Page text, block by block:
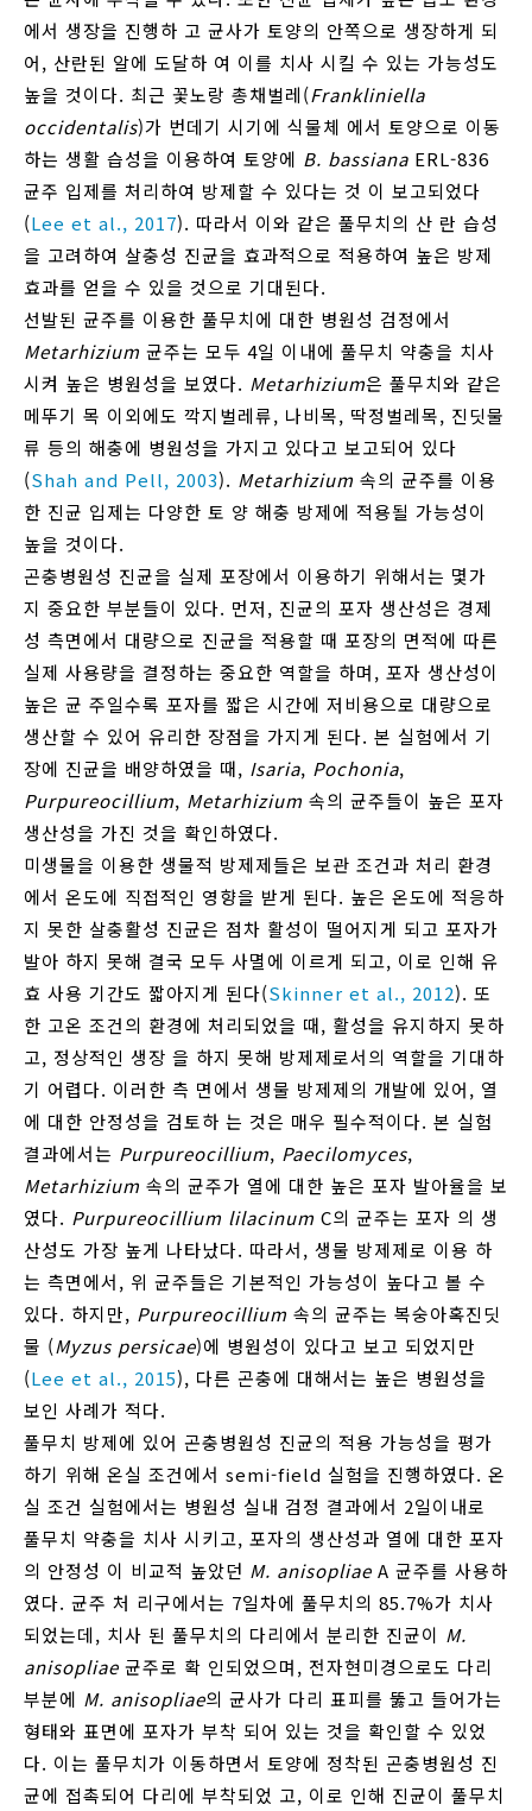
에서 생장을 진행하 고 균사가 토양의 안쪽으로 생장하게 되
어, 산란된 알에 도달하 여 이를 치사 시킬 수 있는 가능성도
높을 것이다. 최근 꽃노랑 총채벌레(Frankliniella
occidentalis)가 번데기 시기에 식물체 에서 토양으로 이동
하는 생활 습성을 이용하여 토양에 B. bassiana ERL-836
균주 입제를 처리하여 방제할 수 있다는 것 이 보고되었다
(Lee et al., 2017). 따라서 이와 같은 풀무치의 산 란 습성
을 고려하여 살충성 진균을 효과적으로 적용하여 높은 방제
효과를 얻을 수 있을 것으로 기대된다.
선발된 균주를 이용한 풀무치에 대한 병원성 검정에서
Metarhizium 균주는 모두 4일 이내에 풀무치 약충을 치사
시켜 높은 병원성을 보였다. Metarhizium은 풀무치와 같은
메뚜기 목 이외에도 깍지벌레류, 나비목, 딱정벌레목, 진딧물
류 등의 해충에 병원성을 가지고 있다고 보고되어 있다
(Shah and Pell, 2003). Metarhizium 속의 균주를 이용
한 진균 입제는 다양한 토 양 해충 방제에 적용될 가능성이
높을 것이다.
곤충병원성 진균을 실제 포장에서 이용하기 위해서는 몇가
지 중요한 부분들이 있다. 먼저, 진균의 포자 생산성은 경제
성 측면에서 대량으로 진균을 적용할 때 포장의 면적에 따른
실제 사용량을 결정하는 중요한 역할을 하며, 포자 생산성이
높은 균 주일수록 포자를 짧은 시간에 저비용으로 대량으로
생산할 수 있어 유리한 장점을 가지게 된다. 본 실험에서 기
장에 진균을 배양하였을 때, Isaria, Pochonia,
Purpureocillium, Metarhizium 속의 균주들이 높은 포자
생산성을 가진 것을 확인하였다.
미생물을 이용한 생물적 방제제들은 보관 조건과 처리 환경
에서 온도에 직접적인 영향을 받게 된다. 높은 온도에 적응하
지 못한 살충활성 진균은 점차 활성이 떨어지게 되고 포자가
발아 하지 못해 결국 모두 사멸에 이르게 되고, 이로 인해 유
효 사용 기간도 짧아지게 된다(Skinner et al., 2012). 또
한 고온 조건의 환경에 처리되었을 때, 활성을 유지하지 못하
고, 정상적인 생장 을 하지 못해 방제제로서의 역할을 기대하
기 어렵다. 이러한 측 면에서 생물 방제제의 개발에 있어, 열
에 대한 안정성을 검토하 는 것은 매우 필수적이다. 본 실험
결과에서는 Purpureocillium, Paecilomyces,
Metarhizium 속의 균주가 열에 대한 높은 포자 발아율을 보
였다. Purpureocillium lilacinum C의 균주는 포자 의 생
산성도 가장 높게 나타났다. 따라서, 생물 방제제로 이용 하
는 측면에서, 위 균주들은 기본적인 가능성이 높다고 볼 수
있다. 하지만, Purpureocillium 속의 균주는 복숭아혹진딧
물 (Myzus persicae)에 병원성이 있다고 보고 되었지만
(Lee et al., 2015), 다른 곤충에 대해서는 높은 병원성을
보인 사례가 적다.
풀무치 방제에 있어 곤충병원성 진균의 적용 가능성을 평가
하기 위해 온실 조건에서 semi-field 실험을 진행하였다. 온
실 조건 실험에서는 병원성 실내 검정 결과에서 2일이내로
풀무치 약충을 치사 시키고, 포자의 생산성과 열에 대한 포자
의 안정성 이 비교적 높았던 M. anisopliae A 균주를 사용하
였다. 균주 처 리구에서는 7일차에 풀무치의 85.7%가 치사
되었는데, 치사 된 풀무치의 다리에서 분리한 진균이 M.
anisopliae 균주로 확 인되었으며, 전자현미경으로도 다리
부분에 M. anisopliae의 균사가 다리 표피를 뚫고 들어가는
형태와 표면에 포자가 부착 되어 있는 것을 확인할 수 있었
다. 이는 풀무치가 이동하면서 토양에 정착된 곤충병원성 진
균에 접촉되어 다리에 부착되었 고, 이로 인해 진균이 풀무치